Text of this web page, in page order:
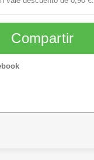
Compartir